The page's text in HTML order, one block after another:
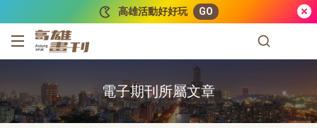
高雄活動好好玩 GO
高雄畫刊
電子期刊所屬文章